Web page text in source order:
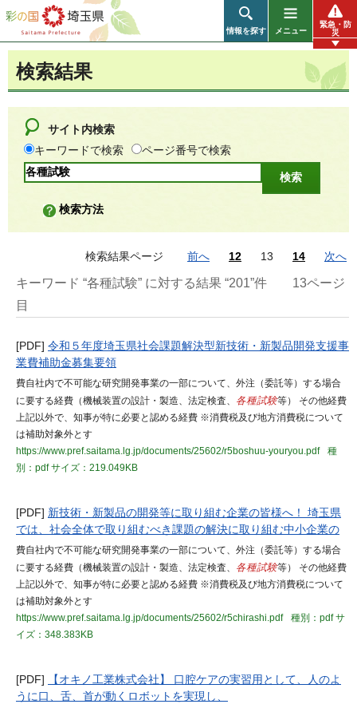
彩の国 埼玉県
情報を探す メニュー
緊急・防
災
検索結果
サイト内検索
キーワードで検索
ページ番号で検索
検索方法
検索結果ページ 前へ 12 13 14 次へ
キーワード “各種試験” に対する結果 “201”件
13ページ
目
[PDF] 令和５年度埼玉県社会課題解決型新技術・新製品開発支援事
業費補助金募集要領
費自社内で不可能な研究開発事業の一部について、外注（委託等）する場合
に要する経費（機械装置の設計・製造、法定検査、 各種試験等） その他経費
上記以外で、知事が特に必要と認める経費 ※消費税及び地方消費税について
は補助対象外とす
https://www.pref.saitama.lg.jp/documents/25602/r5boshuu-youryou.pdf
種
別：pdfサイズ：219.049KB
[PDF] 新技術・新製品の開発等に取り組む企業の皆様へ！ 埼玉県
では、社会全体で取り組むべき課題の解決に取り組む中小企業の
費自社内で不可能な研究開発事業の一部について、外注（委託等）する場合
に要する経費（機械装置の設計・製造、法定検査、 各種試験等） その他経費
上記以外で、知事が特に必要と認める経費 ※消費税及び地方消費税について
は補助対象外とす
https://www.pref.saitama.lg.jp/documents/25602/r5chirashi.pdf
種別：pdfサ
イズ：348.383KB
[PDF]
【オキノ工業株式会社】 口腔ケアの実習用として、人のよ
うに口、舌、首が動くロボットを実現し、